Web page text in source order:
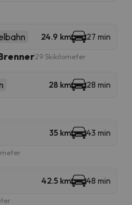
24.9 km 27 min
29 Skikilometer
28 km 28 min
35 km 43 min
42.5 km 48 min